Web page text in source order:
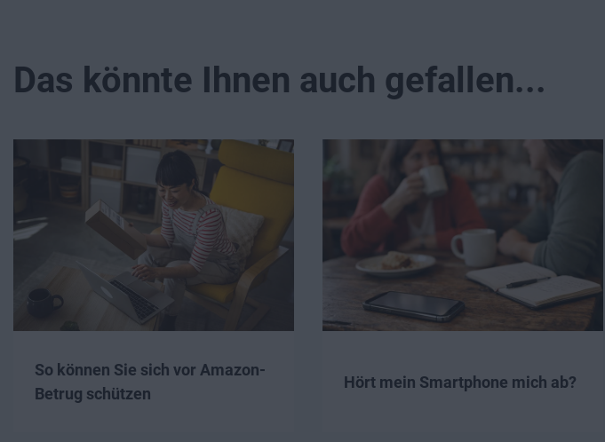
Das könnte Ihnen auch gefallen...
So können Sie sich vor Amazon-
Betrug schützen
Hört mein Smartphone mich ab?